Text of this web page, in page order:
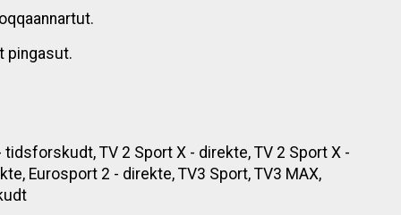
pingasut.
tidsforskudt, TV 2 Sport X - direkte, TV 2 Sport X -
Eurosport 2 - direkte, TV3 Sport, TV3 MAX,